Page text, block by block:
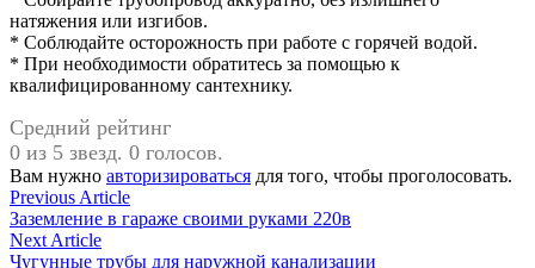
натяжения или изгибов.
* Соблюдайте осторожность при работе с горячей водой.
* При необходимости обратитесь за помощью к
квалифицированному сантехнику.
Средний рейтинг
0 из 5 звезд. 0 голосов.
Вам нужно авторизироваться для того, чтобы проголосовать.
Навигация
по
Previous ArticlePrevious
article:
Заземление в гараже своими руками 220в
Next ArticleNext
article:
Чугунные трубы для наружной канализации